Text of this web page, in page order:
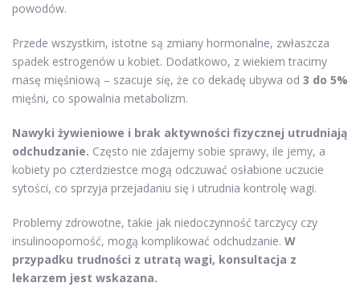
powodów.
Przede wszystkim, istotne są zmiany hormonalne, zwłaszcza
spadek estrogenów u kobiet. Dodatkowo, z wiekiem tracimy
masę mięśniową – szacuje się, że co dekadę ubywa od 3 do 5%
mięśni, co spowalnia metabolizm.
Nawyki żywieniowe i brak aktywności fizycznej utrudniają
odchudzanie. Często nie zdajemy sobie sprawy, ile jemy, a
kobiety po czterdziestce mogą odczuwać osłabione uczucie
sytości, co sprzyja przejadaniu się i utrudnia kontrolę wagi.
Problemy zdrowotne, takie jak niedoczynność tarczycy czy
insulinooporność, mogą komplikować odchudzanie. W
przypadku trudności z utratą wagi, konsultacja z
lekarzem jest wskazana.